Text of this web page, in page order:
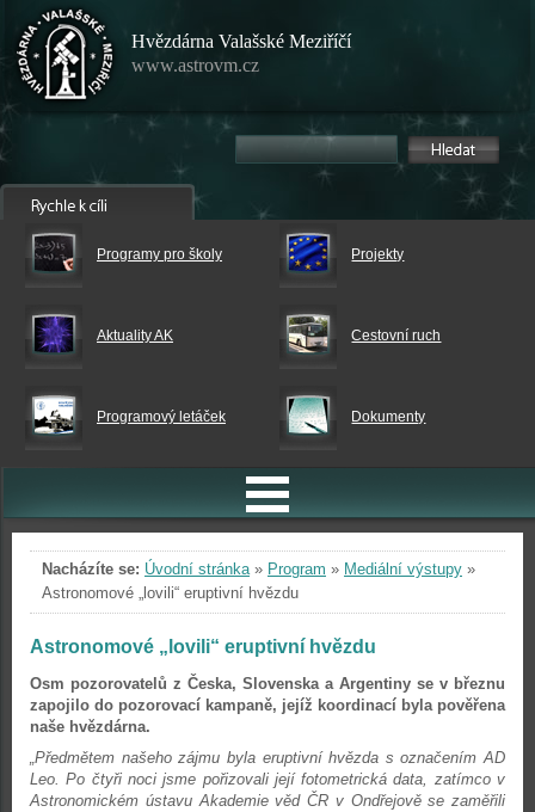
Hvězdárna Valašské Meziříčí
www.astrovm.cz
Programy pro školy Projekty
Aktuality AK Cestovní ruch
Programový letáček Dokumenty
Nacházíte se: Úvodní stránka» Program » Mediální výstupy »
Astronomové „lovili“ eruptivní hvězdu
Astronomové „lovili“ eruptivní hvězdu
Osm pozorovatelů z Česka, Slovenska a Argentiny se v březnu
zapojilo do pozorovací kampaně, jejíž koordinací byla pověřena
naše hvězdárna.
„Předmětem našeho zájmu byla eruptivní hvězda s označením AD
Leo. Po čtyři noci jsme pořizovali její fotometrická data, zatímco v
Astronomickém ústavu Akademie věd ČR v Ondřejově se zaměřili